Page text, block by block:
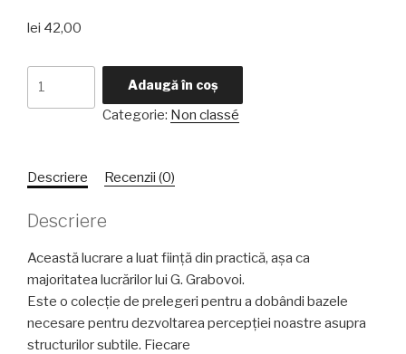
lei 42,00
Adaugă în coș
Categorie: Non classé
Descriere Recenzii (0)
Descriere
Această lucrare a luat fiinţă din practică, așa ca
majoritatea lucrărilor lui G. Grabovoi.
Este o colecţie de prelegeri pentru a dobândi bazele
necesare pentru dezvoltarea percepţiei noastre asupra
structurilor subtile. Fiecare